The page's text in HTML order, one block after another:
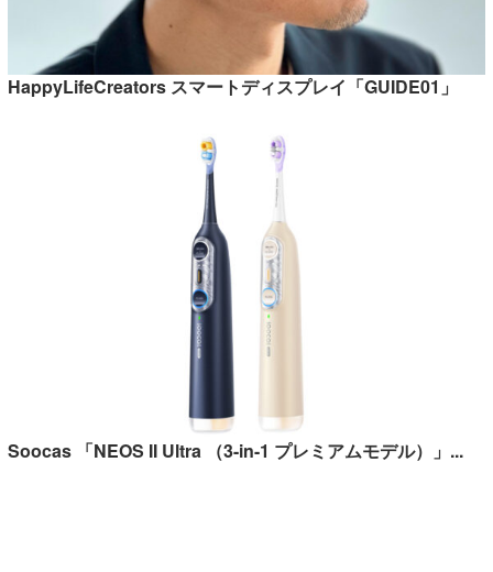
HappyLifeCreators スマートディスプレイ「GUIDE01」
Soocas 「NEOS II Ultra （3-in-1 プレミアムモデル）」...